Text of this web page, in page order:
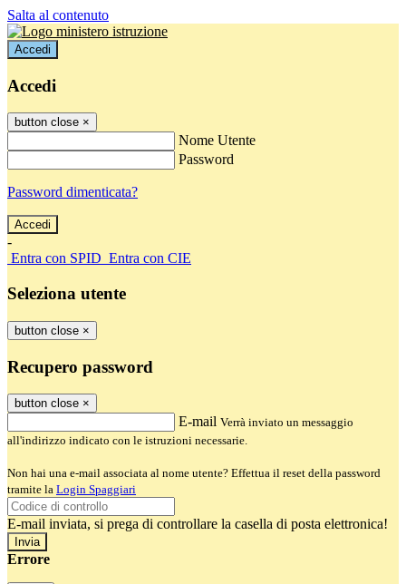
Salta al contenuto
Accedi
Accedi
button close ×
Nome Utente
Password
Password dimenticata?
-
Entra con SPID Entra con CIE
Seleziona utente
button close ×
Recupero password
button close ×
E-mail Verrà inviato un messaggio
all'indirizzo indicato con le istruzioni necessarie.
Non hai una e-mail associata al nome utente? Effettua il reset della password
tramite la Login Spaggiari
E-mail inviata, si prega di controllare la casella di posta elettronica!
Errore